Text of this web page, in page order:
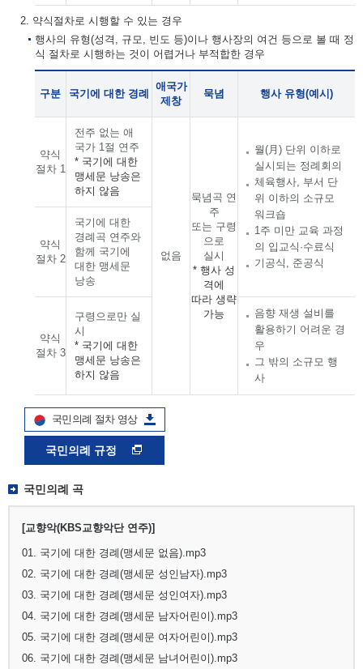
2. 약식절차로 시행할 수 있는 경우
행사의 유형(성격, 규모, 빈도 등)이나 행사장의 여건 등으로 볼 때 정
식 절차로 시행하는 것이 어렵거나 부적합한 경우
구분 국기에 대한 경례
애국가
제창
묵념 행사 유형(예시)
약식
절차 1
전주 없는 애
국가 1절 연주
* 국기에 대한
맹세문 낭송은
하지 않음
없음
묵념곡 연
주
또는 구령
으로
실시
* 행사 성
격에
따라 생략
가능
월(月) 단위 이하로
실시되는 정례회의
체육행사, 부서 단
위 이하의 소규모
워크숍
1주 미만 교육 과정
의 입교식·수료식
기공식, 준공식
약식
절차 2
국기에 대한
경례곡 연주와
함께 국기에
대한 맹세문
낭송
약식
절차 3
구령으로만 실
시
* 국기에 대한
맹세문 낭송은
하지 않음
음향 재생 설비를
활용하기 어려운 경
우
그 밖의 소규모 행
사
국민의례 절차 영상
국민의례 규정
국민의례 곡
[교향악(KBS교향악단 연주)]
01. 국기에 대한 경례(맹세문 없음).mp3
02. 국기에 대한 경례(맹세문 성인남자).mp3
03. 국기에 대한 경례(맹세문 성인여자).mp3
04. 국기에 대한 경례(맹세문 남자어린이).mp3
05. 국기에 대한 경례(맹세문 여자어린이).mp3
06. 국기에 대한 경례(맹세문 남녀어린이).mp3